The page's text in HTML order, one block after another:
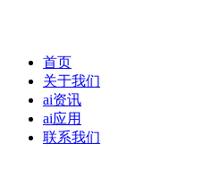
首页
关于我们
ai资讯
ai应用
联系我们